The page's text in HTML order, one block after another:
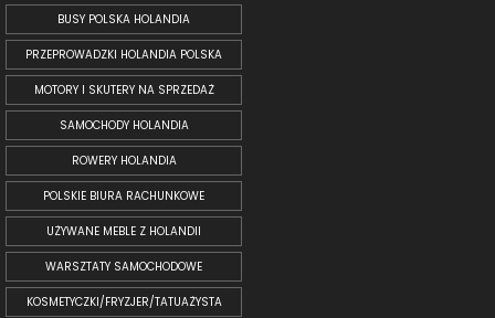
BUSY POLSKA HOLANDIA
PRZEPROWADZKI HOLANDIA POLSKA
MOTORY I SKUTERY NA SPRZEDAŻ
SAMOCHODY HOLANDIA
ROWERY HOLANDIA
POLSKIE BIURA RACHUNKOWE
UŻYWANE MEBLE Z HOLANDII
WARSZTATY SAMOCHODOWE
KOSMETYCZKI/FRYZJER/TATUAŻYSTA